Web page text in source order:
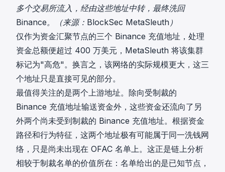
多个交易所流入，经由这些地址中转，最终洗回
Binance。（来源：BlockSec MetaSleuth）
仅作为资金汇聚节点的三个 Binance 充值地址，处理
资金总额便超过 400 万美元，MetaSleuth 将该集群
标记为"高危"。换言之，该网络的实际规模更大，这三
个地址只是直接可见的部分。
最值得关注的是两个上游地址。除向受制裁的
Binance 充值地址输送资金外，这些资金还流向了另
外两个尚未受到制裁的 Binance 充值地址。根据资金
路径和行为特征，这两个地址极有可能属于同一洗钱网
络，只是尚未出现在 OFAC 名单上。这正是链上分析
相较于制裁名单的价值所在：名单给出的是已知节点，